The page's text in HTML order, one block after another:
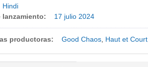
Hindi
lanzamiento:
17 julio 2024
productoras: Good Chaos Haut et Court